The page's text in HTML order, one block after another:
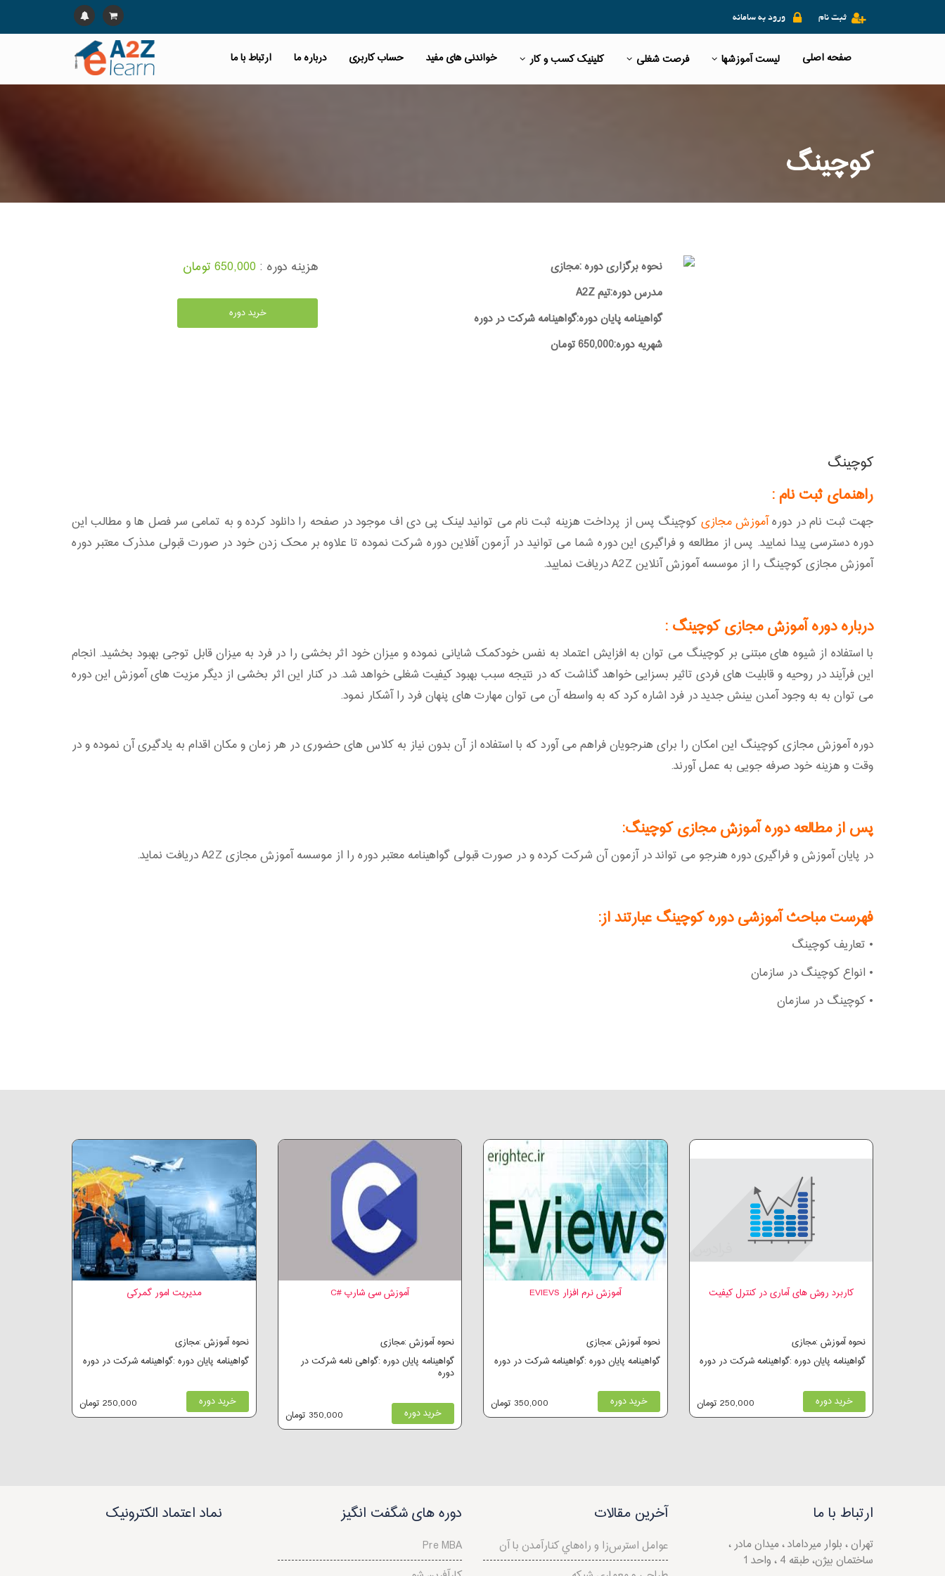
ورود به سامانه ثبت نام
صفحه اصلی لیست آموزشها فرصت شغلی کلینیک کسب و کار خواندنی های مفید حساب کاربری درباره ما ارتباط با ما
کوچینگ
نحوه برگزاری دوره :مجازی
مدرس دوره:تیم A2Z
گواهینامه پایان دوره:گواهینامه شرکت در دوره
شهریه دوره:650,000 تومان
هزینه دوره : 650,000 تومان
خرید دوره
کوچینگ
راهنمای ثبت نام :
جهت ثبت نام در دورهآموزش مجازی کوچینگ پس از پرداخت هزینه ثبت نام می توانید لینک پی دی اف موجود در صفحه را دانلود کرده و به تمامی سر فصل ها و مطالب این
دوره دسترسی پیدا نمایید. پس از مطالعه و فراگیری این دوره شما می توانید در آزمون آفلاین دوره شرکت نموده تا علاوه بر محک زدن خود در صورت قبولی مدذرک معتبر دوره
آموزش مجازی کوچینگ را از موسسه آموزش آنلاین A2Z دریافت نمایید.
درباره دوره آموزش مجازی کوچینگ :
با استفاده از شیوه های مبتنی بر کوچینگ می توان به افزایش اعتماد به نفس خودکمک شایانی نموده و میزان خود اثر بخشی را در فرد به میزان قابل توجی بهبود بخشید. انجام
این فرآیند در روحیه و قابلیت های فردی تاثیر بسزایی خواهد گذاشت که در نتیجه سبب بهبود کیفیت شغلی خواهد شد. در کنار این اثر بخشی از دیگر مزیت های آموزش این دوره
می توان به به وجود آمدن بینش جدید در فرد اشاره کرد که به واسطه آن می توان مهارت های پنهان فرد را آشکار نمود.
دوره آموزش مجازی کوچینگ این امکان را برای هنرجویان فراهم می آورد که با استفاده از آن بدون نیاز به کلاس های حضوری در هر زمان و مکان اقدام به یادگیری آن نموده و در
وقت و هزینه خود صرفه جویی به عمل آورند.
پس از مطالعه دوره آموزش مجازی کوچینگ:
در پایان آموزش و فراگیری دوره هنرجو می تواند در آزمون آن شرکت کرده و در صورت قبولی گواهینامه معتبر دوره را از موسسه آموزش مجازی A2Z دریافت نماید.
فهرست مباحث آموزشی دوره کوچینگ عبارتند از:
• تعاریف کوچینگ
• انواع کوچینگ در سازمان
• کوچینگ در سازمان
مدیریت امور گمرکی
نحوه آموزش :مجازی
گواهینامه پایان دوره :گواهینامه شرکت در دوره
خرید دوره 250,000 تومان
آموزش سی شارپ #C
نحوه آموزش :مجازی
گواهینامه پایان دوره :گواهی نامه شرکت در
دوره
خرید دوره 350,000 تومان
آموزش نرم افزار EVIEVS
نحوه آموزش :مجازی
گواهینامه پایان دوره :گواهینامه شرکت در دوره
خرید دوره 350,000 تومان
کاربرد روش های آماری در کنترل کیفیت
نحوه آموزش :مجازی
گواهینامه پایان دوره :گواهینامه شرکت در دوره
خرید دوره 250,000 تومان
ارتباط با ما
تهران ، بلوار میرداماد ، میدان مادر ،
ساختمان بیژن، طبقه 4 ، واحد 1
آخرین مقالات
عوامل استرس‌‌زا و راه‌هاي کنارآمدن با آن
دوره های شگفت انگیز
Pre MBA
نماد اعتماد الکترونیک